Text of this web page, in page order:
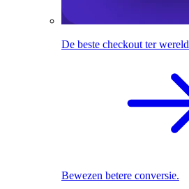
De beste checkout ter wereld
Bewezen betere conversie.